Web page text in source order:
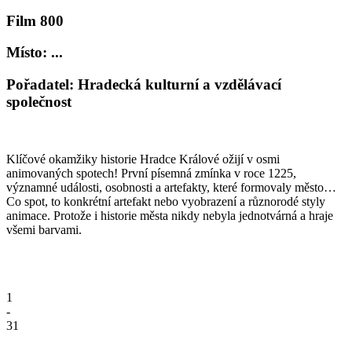
Film 800
Místo: ...
Pořadatel: Hradecká kulturní a vzdělávací
společnost
Klíčové okamžiky historie Hradce Králové ožijí v osmi
animovaných spotech! První písemná zmínka v roce 1225,
významné události, osobnosti a artefakty, které formovaly město…
Co spot, to konkrétní artefakt nebo vyobrazení a různorodé styly
animace. Protože i historie města nikdy nebyla jednotvárná a hraje
všemi barvami.
1
-
31